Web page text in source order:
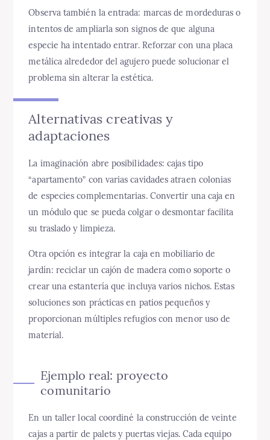
Observa también la entrada: marcas de mordeduras o
intentos de ampliarla son signos de que alguna
especie ha intentado entrar. Reforzar con una placa
metálica alrededor del agujero puede solucionar el
problema sin alterar la estética.
Alternativas creativas y
adaptaciones
La imaginación abre posibilidades: cajas tipo
“apartamento” con varias cavidades atraen colonias
de especies complementarias. Convertir una caja en
un módulo que se pueda colgar o desmontar facilita
su traslado y limpieza.
Otra opción es integrar la caja en mobiliario de
jardín: reciclar un cajón de madera como soporte o
crear una estantería que incluya varios nichos. Estas
soluciones son prácticas en patios pequeños y
proporcionan múltiples refugios con menor uso de
material.
Ejemplo real: proyecto
comunitario
En un taller local coordiné la construcción de veinte
cajas a partir de palets y puertas viejas. Cada equipo